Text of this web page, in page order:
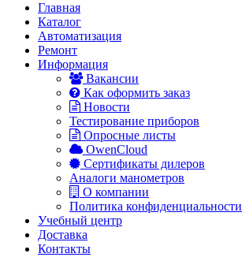
Главная
Каталог
Автоматизация
Ремонт
Информация
Вакансии
Как оформить заказ
Новости
Тестирование приборов
Опросные листы
OwenCloud
Сертификаты дилеров
Аналоги манометров
О компании
Политика конфиденциальности
Учебный центр
Доставка
Контакты